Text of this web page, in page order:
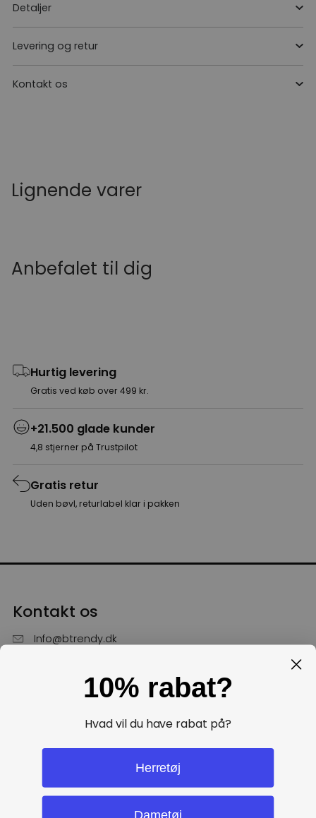
Detaljer
Levering og retur
Kontakt os
Lignende varer
Anbefalet til dig
Hurtig levering
Gratis ved køb over 499 kr.
+21.500 glade kunder
4,8 stjerner på Trustpilot
Gratis retur
Uden bøvl, returlabel klar i pakken
Kontakt os
Info@btrendy.dk
Hverdage fra kl. 10 - 16
10% rabat?
Hvad vil du have rabat på?
Herretøj